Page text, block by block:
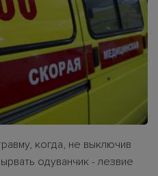
когда, не выключив
одуванчик - лезвие